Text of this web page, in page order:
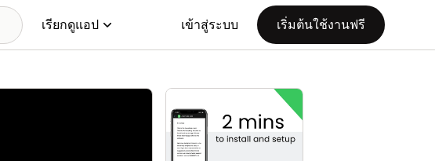
เรียกดูแอป เข้าสู่ระบบ เริ่มต้นใช้งานฟรี